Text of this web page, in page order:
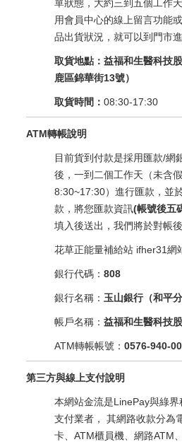
單狀態，大約三到五個工作
用會員中心的線上留言功能
品出貨狀況，就可以到門市進
取貨地點：益福和生醫科技
鹿區錦華街13號）
取貨時間： 08:30-17:30
ATM轉帳說明
目前貨到付款是採用匯款/網
後，一到二個工作天（未含
8:30~17:30）進行匯款，並
款，將您匯款資訊(帳號後五
填入後送出，我們將於對帳
花草正能量補給站 ifher31網
銀行代碼： 808
銀行名稱： 玉山銀行（和平分
帳戶名稱： 益福和生醫科技
ATM轉帳帳號： 0576-940-
第三方與線上支付說明
本網站金流是LinePay與綠
支付業者， 其網路收款分為
卡、ATM櫃員機、網路ATM